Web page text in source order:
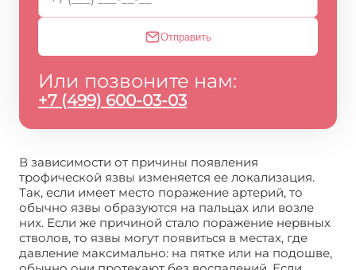
Отправить
Или позвоните нам:
+7 (499) 600-03-03
В зависимости от причины появления
трофической язвы изменяется ее локализация.
Так, если имеет место поражение артерий, то
обычно язвы образуются на пальцах или возле
них. Если же причиной стало поражение нервных
стволов, то язвы могут появиться в местах, где
давление максимально: на пятке или на подошве,